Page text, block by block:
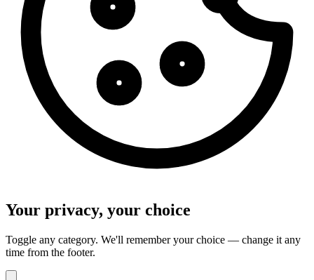
Your privacy, your choice
Toggle any category. We'll remember your choice — change it any
time from the footer.